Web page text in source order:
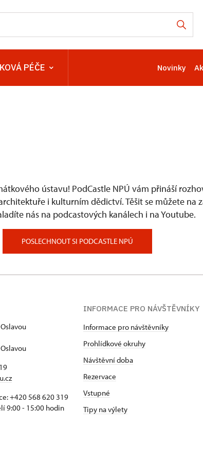
PÉČE Novinky
ústavu! PodCastle NPÚ vám přináší
i kulturním dědictví. Těšit se můžete na
nás na podcastových kanálech i na Youtube.
POSLECHNOUT SI PODCASTLE NPÚ
+420 568 620 319
9:00 - 15:00 hodin
INFORMACE PRO NÁVŠTĚVNÍKY
Informace pro návštěvníky
Prohlídkové okruhy
Návštěvní doba
Rezervace
Vstupné
Tipy na výlety